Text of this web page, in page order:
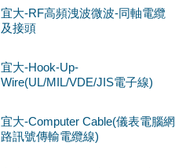
宜大-RF高頻洩波微波-同軸電纜
及接頭
宜大-Hook-Up-
Wire(UL/MIL/VDE/JIS電子線)
宜大-Computer Cable(儀表電腦網
路訊號傳輸電纜線)